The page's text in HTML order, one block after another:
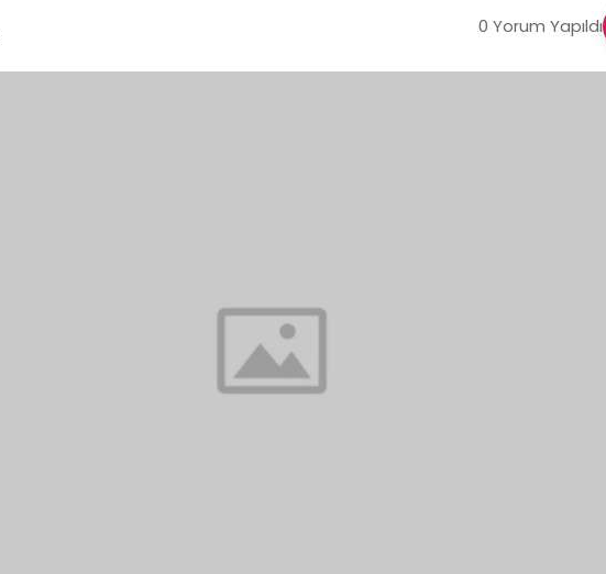
0 Yorum Yapıldı